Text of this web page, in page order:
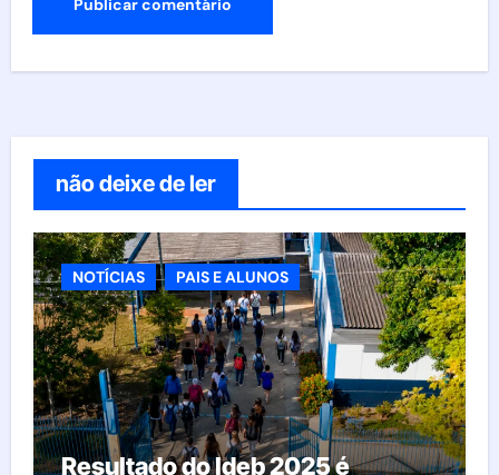
não deixe de ler
NOTÍCIAS PAIS E ALUNOS
Resultado do Ideb 2025 é